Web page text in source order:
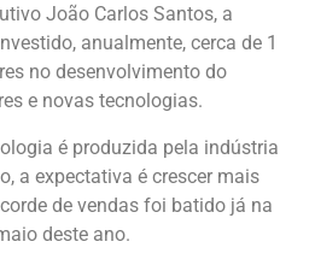
João Carlos Santos, a
anualmente, cerca de 1
no desenvolvimento do
e novas tecnologias.
é produzida pela indústria
a expectativa é crescer mais
de vendas foi batido já na
deste ano.